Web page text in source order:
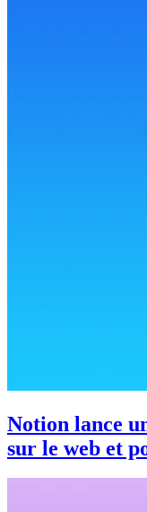
Notion lance
sur le web et